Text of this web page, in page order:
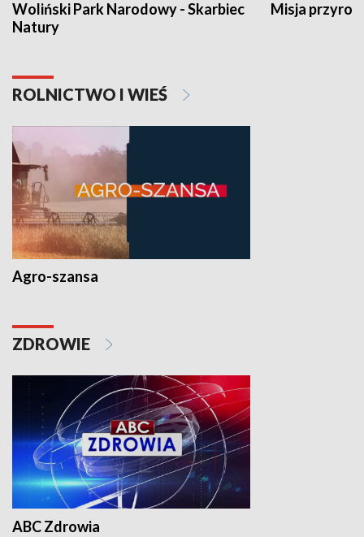
Woliński Park Narodowy - Skarbiec
Natury
Misja
ROLNICTWO I WIEŚ
Agro-szansa
ZDROWIE
ABC Zdrowia